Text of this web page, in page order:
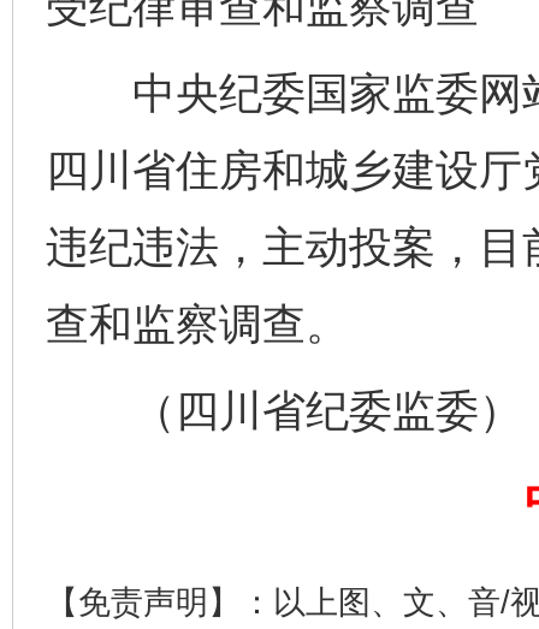
中央纪委国家监委网
四川省住房和城乡建设
违纪违法，主动投案，
查和监察调查。
（四川省纪委监委）
【免责声明】：以上图、文、音/
完善运行机制助力责任有效落实 一纸欠